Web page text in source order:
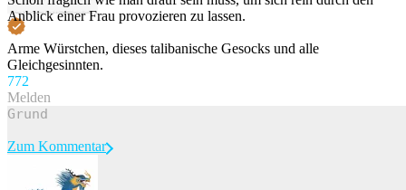
Anblick einer Frau provozieren zu lassen.
Arme Würstchen, dieses talibanische Gesocks und alle
Gleichgesinnten.
772
Melden
Zum Kommentar